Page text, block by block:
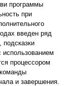
программы
при
введен ряд
подсказки
процессором
и завершения.